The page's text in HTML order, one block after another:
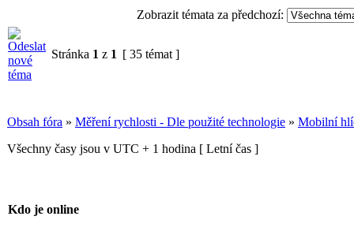
Zobrazit témata za předchozí:
Stránka 1 z 1 [ 35 témat ]
Obsah fóra » Měření rychlosti - Dle použité technologie » Mobilní
Všechny časy jsou v UTC + 1 hodina [ Letní čas ]
Kdo je online